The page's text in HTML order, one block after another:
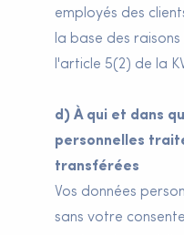
employés des
la base des
l'article 5(2) de la
d) À qui et dans
personnelles
transférées
Vos données
sans votre